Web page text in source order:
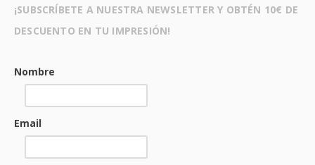
¡SUBSCRÍBETE A NUESTRA NEWSLETTER Y OBTÉN 10€ DE
DESCUENTO EN TU IMPRESIÓN!
Nombre
Email